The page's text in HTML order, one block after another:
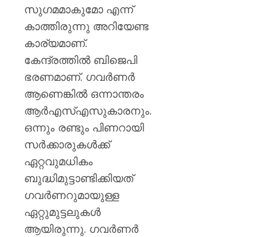
സുഗമമാകുമോ എന്ന്
കാത്തിരുന്നു അറിയേണ്ട
കാര്യമാണ്.
കേന്ദ്രത്തില്‍ ബിജെപി
ഭരണമാണ്. ഗവര്‍ണര്‍
ആണെങ്കില്‍ ഒന്നാന്തരം
ആര്‍എസ്എസുകാരനും.
ഒന്നും രണ്ടും പിണറായി
സര്‍ക്കാരുകള്‍ക്ക്
ഏറ്റവുമധികം
ബുദ്ധിമുട്ടാണ്ടിക്കിയത്
ഗവര്‍ണറുമായുള്ള
ഏറ്റുമുട്ടലുകള്‍
ആയിരുന്നു. ഗവര്‍ണര്‍